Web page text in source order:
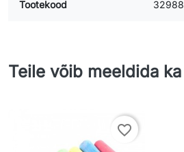
Tootekood 32988
Teile võib meeldida ka
favorite_border